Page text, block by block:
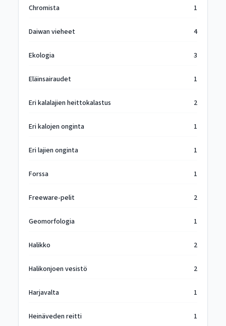
Chromista 1
Daiwan vieheet 4
Ekologia 3
Eläinsairaudet 1
Eri kalalajien heittokalastus 2
Eri kalojen onginta 1
Eri lajien onginta 1
Forssa 1
Freeware-pelit 2
Geomorfologia 1
Halikko 2
Halikonjoen vesistö 2
Harjavalta 1
Heinäveden reitti 1